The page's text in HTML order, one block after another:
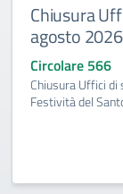
Chiusura
agosto 2026
Circolare 566
Chiusura Uffici
Festività del